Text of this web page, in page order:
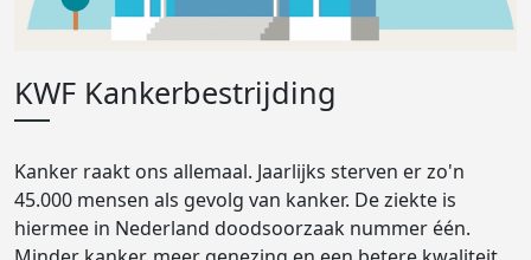
KWF Kankerbestrijding
Kanker raakt ons allemaal. Jaarlijks sterven er zo'n
45.000 mensen als gevolg van kanker. De ziekte is
hiermee in Nederland doodsoorzaak nummer één.